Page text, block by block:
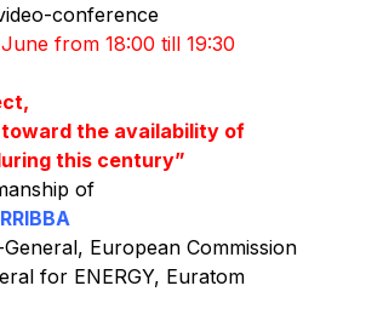
conference
from 18:00 till 19:30
the availability of
this century”
of
European Commission
for ENERGY, Euratom